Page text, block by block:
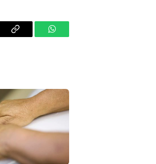
Copy
WhatsApp